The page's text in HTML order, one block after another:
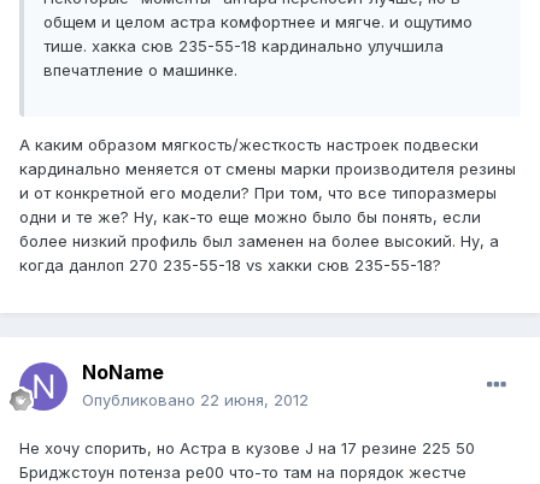
общем и целом астра комфортнее и мягче. и ощутимо
тише. хакка сюв 235-55-18 кардинально улучшила
впечатление о машинке.
А каким образом мягкость/жесткость настроек подвески
кардинально меняется от смены марки производителя резины
и от конкретной его модели? При том, что все типоразмеры
одни и те же? Ну, как-то еще можно было бы понять, если
более низкий профиль был заменен на более высокий. Ну, а
когда данлоп 270 235-55-18 vs хакки сюв 235-55-18?
NoName
Опубликовано 22 июня, 2012
Не хочу спорить, но Астра в кузове J на 17 резине 225 50
Бриджстоун потенза ре00 что-то там на порядок жестче